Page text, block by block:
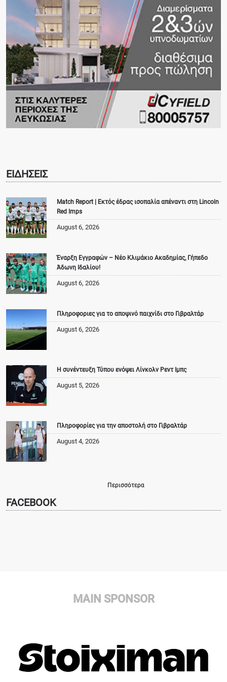
ΕΙΔΗΣΕΙΣ
Match Report | Εκτός έδρας ισοπαλία απέναντι στη Lincoln
Red Imps
August 6, 2026
Έναρξη Εγγραφών – Νέο Κλιμάκιο Ακαδημίας, Γήπεδο
Άδωνη Ιδαλίου!
August 6, 2026
Πληροφοριες για το αποψινό παιχνίδι στο Γιβραλτάρ
August 6, 2026
Η συνέντευξη Τύπου ενόψει Λίνκολν Ρεντ Ιμπς
August 5, 2026
Πληροφορίες για την αποστολή στο Γιβραλτάρ
August 4, 2026
Περισσότερα
FACEBOOK
MAIN SPONSOR